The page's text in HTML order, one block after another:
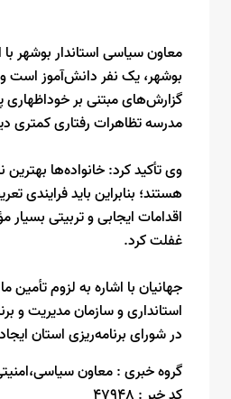
بوشهر، یک نفر دانش‌آموز است
گزارش‌های مبتنی بر
مدرسه تظاهرات رفتاری کمتری
وی تأکید کرد: خانواده‌ها
هستند؛ بنابراین باید فرایندی
اقدامات ایجابی و تربیتی
غفلت کرد.
جهانیان با اشاره به لزوم
استانداری و سازمان مدیریت و
در شورای برنامه‌ریزی استان
گروه خبری :معاون